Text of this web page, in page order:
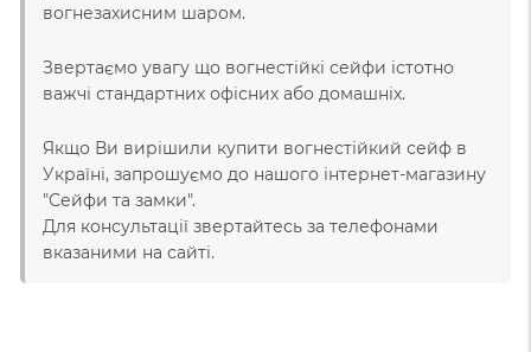
вогнезахисним шаром.
Звертаємо увагу що вогнестійкі сейфи істотно
важчі стандартних офісних або домашніх.
Якщо Ви вирішили купити вогнестійкий сейф в
Україні, запрошуємо до нашого інтернет-магазину
"Сейфи та замки".
Для консультації звертайтесь за телефонами
вказаними на сайті.